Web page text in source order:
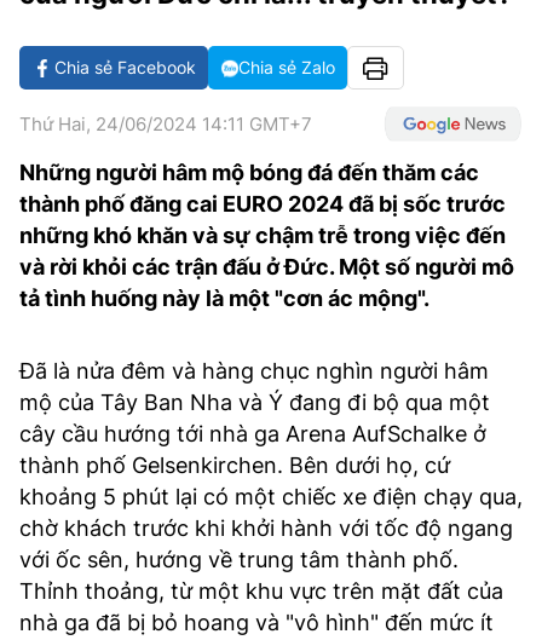
GOLF
CÁC CÚP CHÂU ÂU
BẢNG XẾP HẠNG
VĂN HÓA
GIẢI TRÍ
DIỄN ĐÀN
CÔNG NGHIỆP VĂN HÓA
NHỊP ĐẬP SỨC KHỎE
X-QUANG TIN ĐỒN
VIẾT LẠI ƯỚC MƠ
GIẢI TRÍ
PHIM
ÂM NHẠC
KBIZ
DU LỊCH
TIN TỨC
ĐIỂM ĐẾN
ẢNH
TƯ VẤN
THẾ GIỚI SAO
HIGHTECH
TIÊU ĐIỂM - SPOTLIGHT
BẠN CẦN BIẾT
INFOGRAPHIC
E-MAGAZINE
ẢNH
BÁO GIẤY
TRA CỨU PHƯỜNG XÃ
CỐNG HIẾN
Chia sẻ Facebook Chia sẻ Zalo
Thứ Hai, 24/06/2024 14:11 GMT+7
Những người hâm mộ bóng đá đến thăm các
thành phố đăng cai EURO 2024 đã bị sốc trước
những khó khăn và sự chậm trễ trong việc đến
và rời khỏi các trận đấu ở Đức. Một số người mô
tả tình huống này là một "cơn ác mộng".
Đã là nửa đêm và hàng chục nghìn người hâm
mộ của Tây Ban Nha và Ý đang đi bộ qua một
cây cầu hướng tới nhà ga Arena AufSchalke ở
thành phố Gelsenkirchen. Bên dưới họ, cứ
khoảng 5 phút lại có một chiếc xe điện chạy qua,
chờ khách trước khi khởi hành với tốc độ ngang
với ốc sên, hướng về trung tâm thành phố.
Thỉnh thoảng, từ một khu vực trên mặt đất của
nhà ga đã bị bỏ hoang và "vô hình" đến mức ít